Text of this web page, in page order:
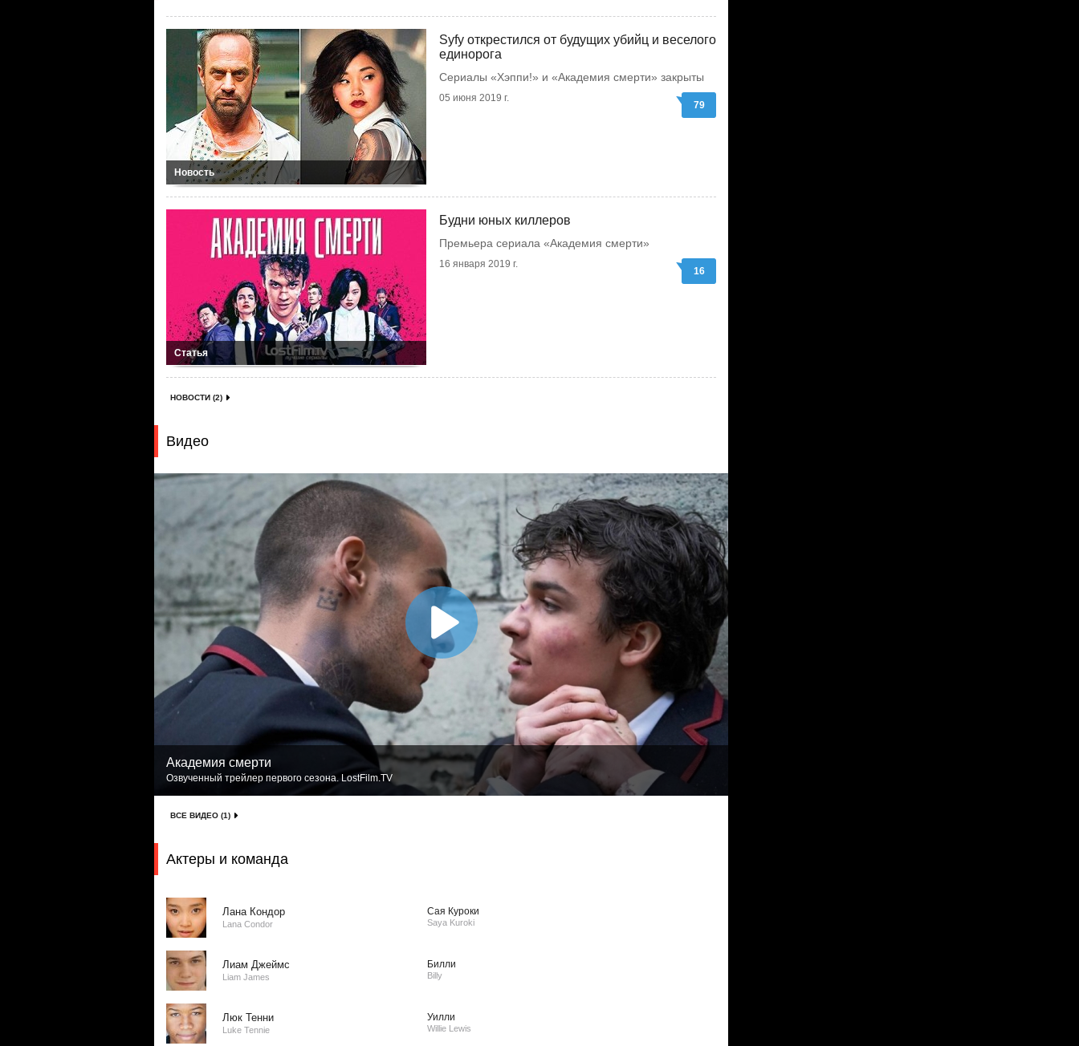
Новость
Syfy открестился от будущих убийц и веселого
единорога
Сериалы «Хэппи!» и «Академия смерти» закрыты
05 июня 2019 г.
79
Статья
Будни юных киллеров
Премьера сериала «Академия смерти»
16 января 2019 г.
16
НОВОСТИ (2)
Видео
Академия смерти
Озвученный трейлер первого сезона. LostFilm.TV
ВСЕ ВИДЕО (1)
Актеры и команда
Лана Кондор
Lana Condor
Сая Куроки
Saya Kuroki
Лиам Джеймс
Liam James
Билли
Billy
Люк Тенни
Luke Tennie
Уилли
Willie Lewis